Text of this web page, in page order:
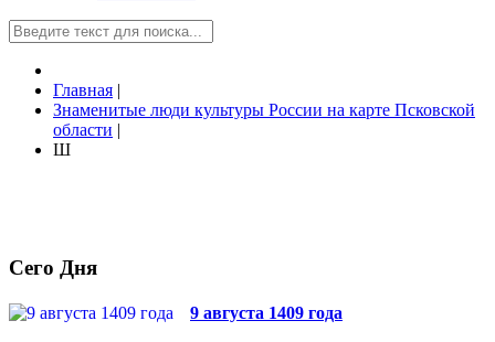
Главная |
Знаменитые люди культуры России на карте Псковской
области |
Ш
Сего Дня
9 августа 1409 года